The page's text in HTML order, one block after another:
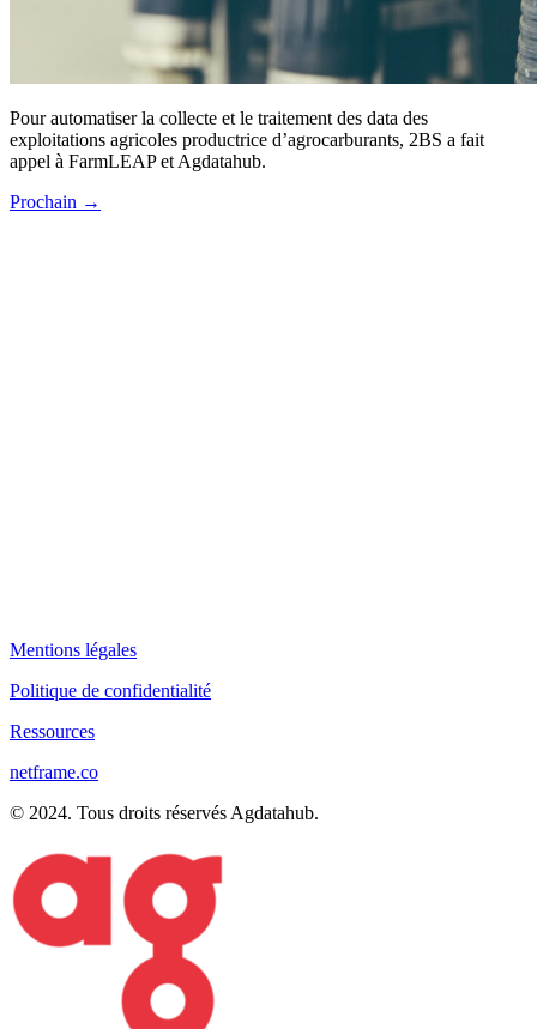
Pour automatiser la collecte et le traitement des data des
exploitations agricoles productrice d’agrocarburants, 2BS a fait
appel à FarmLEAP et Agdatahub.
Prochain →
Mentions légales
Politique de confidentialité
Ressources
netframe.co
© 2024. Tous droits réservés Agdatahub.